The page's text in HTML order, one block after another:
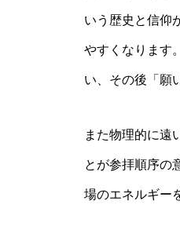
いう歴史と信仰
やすくなります
い、その後「願
また物理的に遠
とが参拝順序の
場のエネルギー